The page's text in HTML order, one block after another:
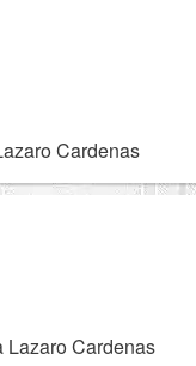
Cardenas
Lazaro Cardenas